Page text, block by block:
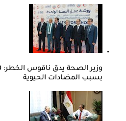
بسبب المضادات الحيوية